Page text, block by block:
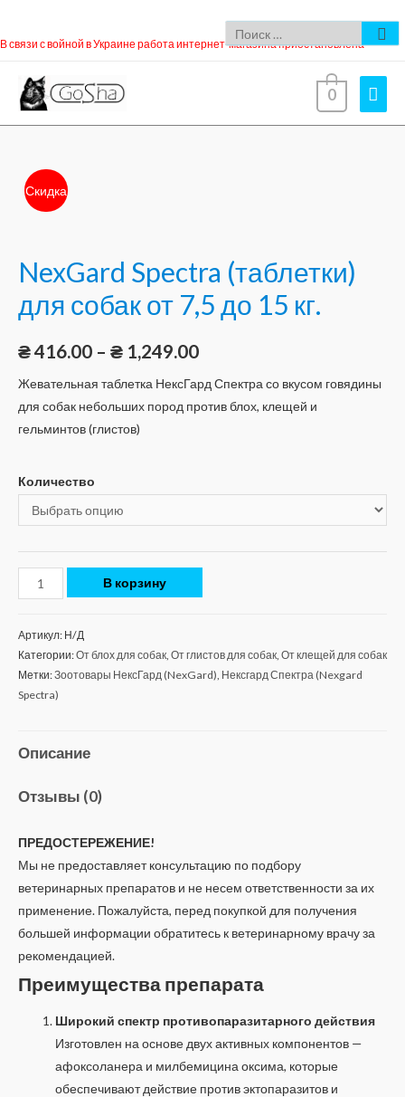
В связи с войной в Украине работа интернет-магазина приостановлена
0
Скидка
NexGard Spectra (таблетки)
для собак от 7,5 до 15 кг.
₴416.00 – ₴ 1,249.00
Жевательная таблетка НексГард Спектра со вкусом говядины
для собак небольших пород против блох, клещей и
гельминтов (глистов)
Количество
В корзину
Артикул: Н/Д
Категории:От блох для собак, От глистов для собак, От клещей для собак
Метки:Зоотовары НексГард (NexGard), Нексгард Спектра (Nexgard
Spectra)
Описание
Отзывы (0)
ПРЕДОСТЕРЕЖЕНИЕ!
Мы не предоставляет консультацию по подбору
ветеринарных препаратов и не несем ответственности за их
применение. Пожалуйста, перед покупкой для получения
большей информации обратитесь к ветеринарному врачу за
рекомендацией.
Преимущества препарата
Широкий спектр противопаразитарного действия
Изготовлен на основе двух активных компонентов —
афоксоланера и милбемицина оксима, которые
обеспечивают действие против эктопаразитов и